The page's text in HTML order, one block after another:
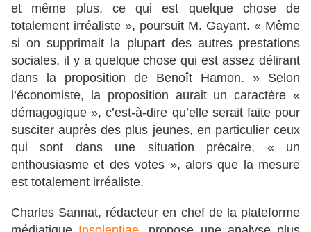
et même plus, ce qui est quelque chose de
totalement irréaliste », poursuit M. Gayant. « Même
si on supprimait la plupart des autres prestations
sociales, il y a quelque chose qui est assez délirant
dans la proposition de Benoît Hamon. » Selon
l’économiste, la proposition aurait un caractère «
démagogique », c’est-à-dire qu’elle serait faite pour
susciter auprès des plus jeunes, en particulier ceux
qui sont dans une situation précaire, « un
enthousiasme et des votes », alors que la mesure
est totalement irréaliste.
Charles Sannat, rédacteur en chef de la plateforme